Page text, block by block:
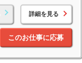
詳細を見る
このお仕事に応募